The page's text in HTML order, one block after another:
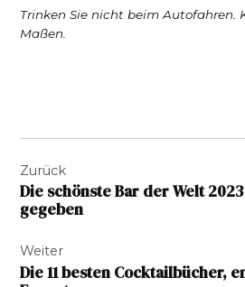
Trinken Sie nicht beim Autofahren.
Maßen.
Zurück
Die schönste Bar der Welt
gegeben
Weiter
Die 11 besten Cocktailbücher,